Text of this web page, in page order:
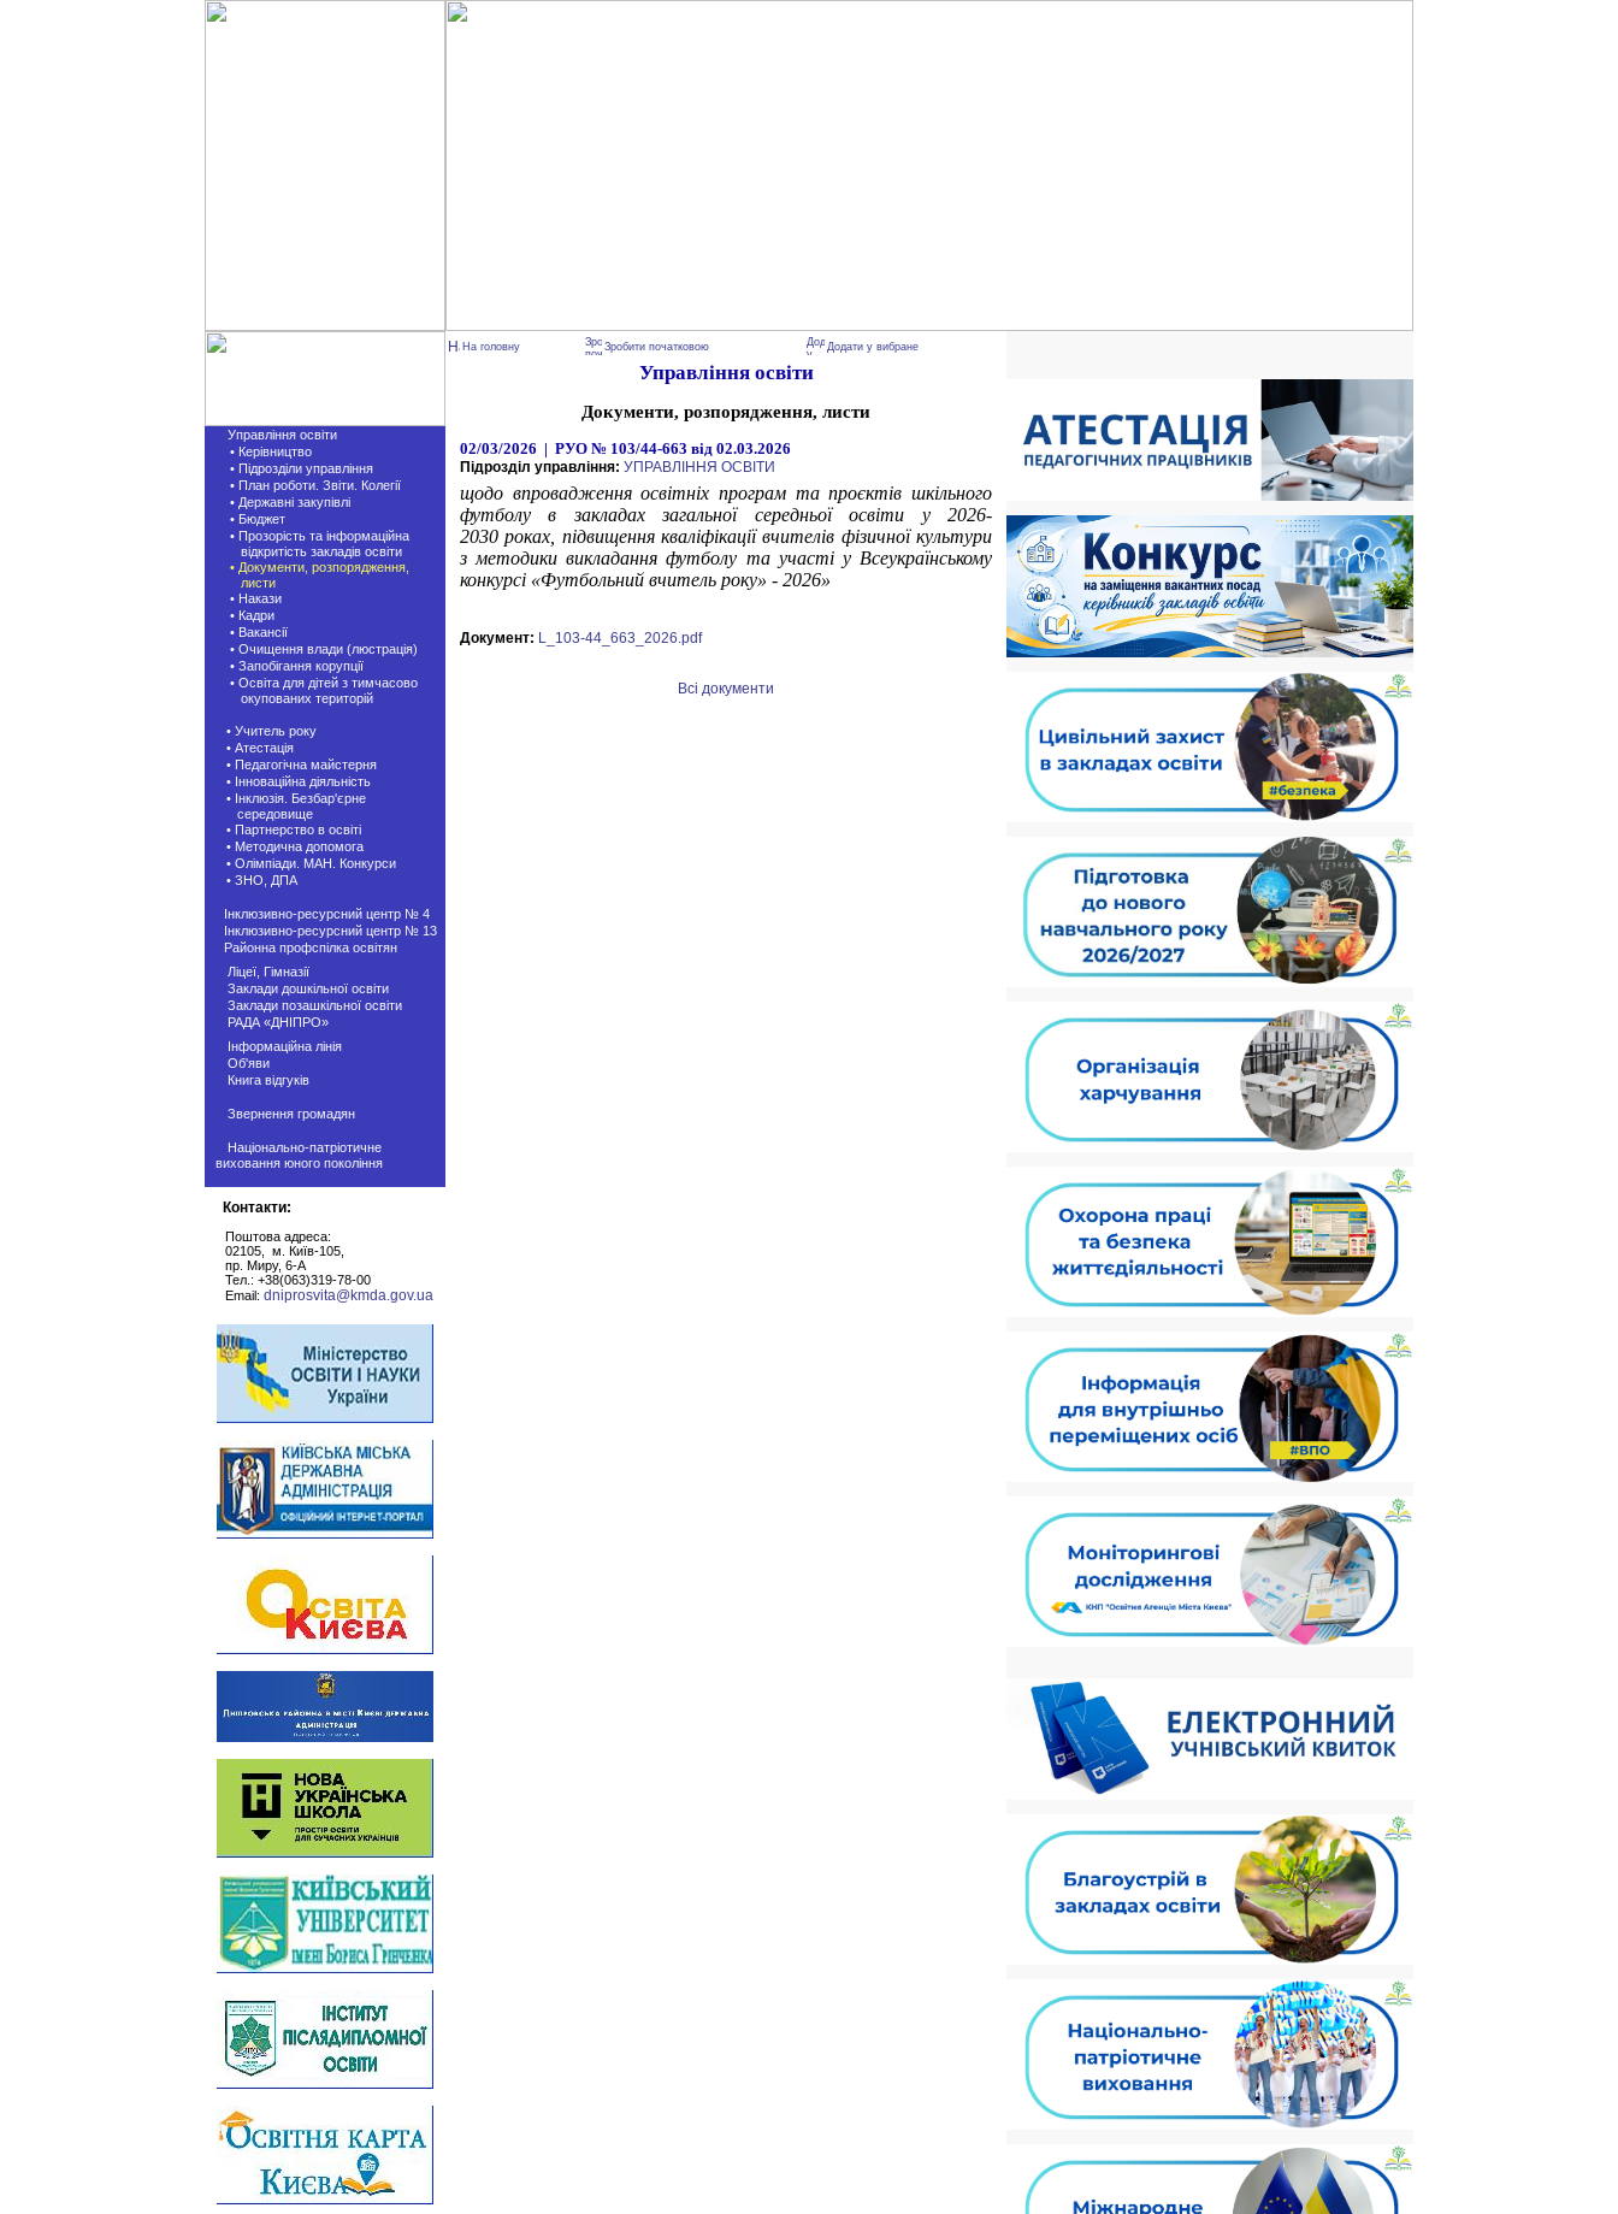
Управління освіти
• Керівництво
• Підрозділи управління
• План роботи. Звіти. Колегії
• Державні закупівлі
• Бюджет
• Прозорість та інформаційна
відкритість закладів освіти
• Документи, розпорядження,
листи
• Накази
• Кадри
• Вакансії
• Очищення влади (люстрація)
• Запобігання корупції
• Освіта для дітей з тимчасово
окупованих територій
• Учитель року
• Атестація
• Педагогічна майстерня
• Інноваційна діяльність
• Інклюзія. Безбар'єрне
середовище
• Партнерство в освіті
• Методична допомога
• Олімпіади. МАН. Конкурси
• ЗНО, ДПА
Інклюзивно-ресурсний центр № 4
Інклюзивно-ресурсний центр № 13
Районна профспілка освітян
Ліцеї, Гімназії
Заклади дошкільної освіти
Заклади позашкiльної освіти
РАДА «ДНІПРО»
Інформаційна лінія
Об'яви
Книга відгуків
Звернення громадян
Національно-патріотичне
виховання юного покоління
Контакти:
Поштова адреса:
02105, м. Київ-105,
пр. Миру, 6-А
Тел.: +38(063)319-78-00
Email: dniprosvita@kmda.gov.ua
На головну Зробити початковою Додати у вибране
Управління освіти
Документи, розпорядження, листи
02/03/2026 | РУО № 103/44-663 від 02.03.2026
Підрозділ управління: УПРАВЛІННЯ ОСВІТИ
щодо впровадження освітніх програм та проєктів шкільного
футболу в закладах загальної середньої освіти у 2026-
2030 роках, підвищення кваліфікації вчителів фізичної культури
з методики викладання футболу та участі у Всеукраїнському
конкурсі «Футбольний вчитель року» - 2026»
Документ: L_103-44_663_2026.pdf
Всі документи